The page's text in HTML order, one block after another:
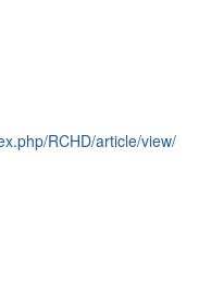
RCHD/article/view/